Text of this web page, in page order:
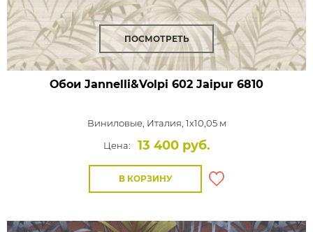
ПОСМОТРЕТЬ
Обои Jannelli&Volpi 602 Jaipur 6810
Виниловые, Италия, 1x10,05 м
Цена:
13 400 руб.
В КОРЗИНУ